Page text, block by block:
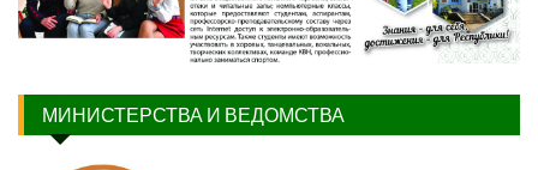
МИНИСТЕРСТВА И ВЕДОМСТВА